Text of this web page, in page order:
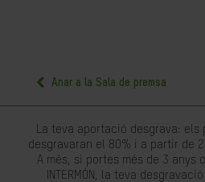
Anar a la Sala de premsa
La teva aportació desgrava: els
desgravaran el 80% i a partir de
A més, si portes més de 3 anys
INTERMÓN, la teva